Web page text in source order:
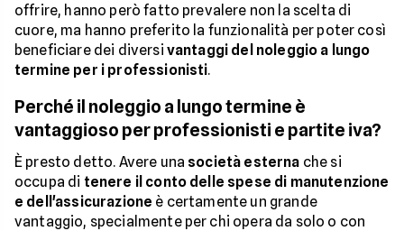
offrire, hanno però fatto prevalere non la scelta di
cuore, ma hanno preferito la funzionalità per poter così
beneficiare dei diversi vantaggi del noleggio a lungo
termine per i professionisti.
Perché il noleggio a lungo termine è
vantaggioso per professionisti e partite iva?
È presto detto. Avere una società esterna che si
occupa di tenere il conto delle spese di manutenzione
e dell'assicurazione è certamente un grande
vantaggio, specialmente per chi opera da solo o con